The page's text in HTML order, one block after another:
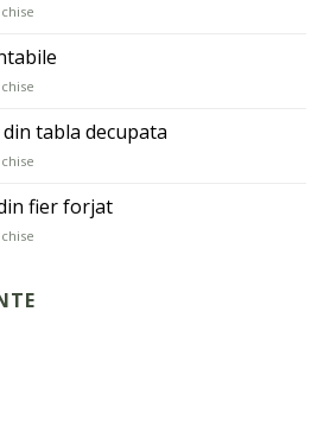
porți
pentru
demontabile
tabla decupata
de
fier forjat
din